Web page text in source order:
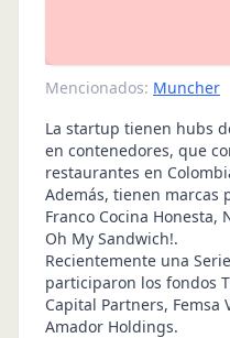
Mencionados: Muncher
La startup tienen hubs
en contenedores, que
restaurantes en
Además, tienen marcas
Franco Cocina Honesta,
Oh My Sandwich!.
Recientemente una
participaron los fondos
Capital Partners, Femsa
Amador Holdings.